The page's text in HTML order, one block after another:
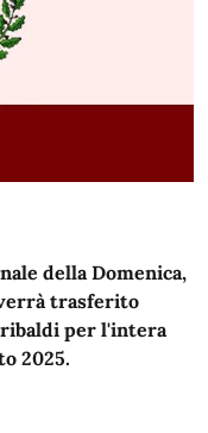
della Domenica,
trasferito
per l'intera
2025.